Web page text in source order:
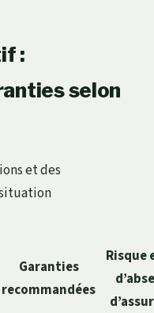
:
selon
et des
Garanties
recommandées
Risque